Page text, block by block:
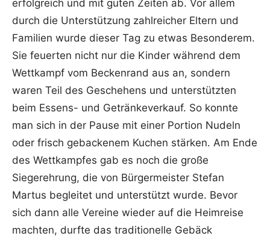
erfolgreich und mit guten Zeiten ab. Vor allem
durch die Unterstützung zahlreicher Eltern und
Familien wurde dieser Tag zu etwas Besonderem.
Sie feuerten nicht nur die Kinder während dem
Wettkampf vom Beckenrand aus an, sondern
waren Teil des Geschehens und unterstützten
beim Essens- und Getränkeverkauf. So konnte
man sich in der Pause mit einer Portion Nudeln
oder frisch gebackenem Kuchen stärken. Am Ende
des Wettkampfes gab es noch die große
Siegerehrung, die von Bürgermeister Stefan
Martus begleitet und unterstützt wurde. Bevor
sich dann alle Vereine wieder auf die Heimreise
machten, durfte das traditionelle Gebäck